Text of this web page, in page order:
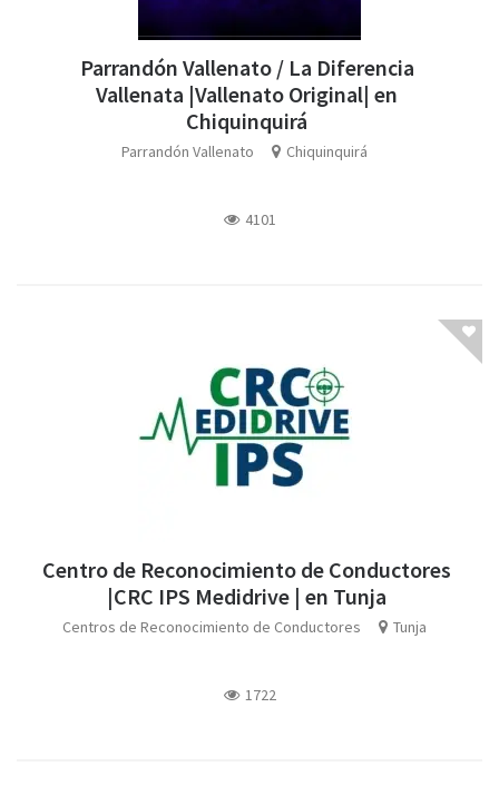
Parrandón Vallenato / La Diferencia
Vallenata |Vallenato Original| en
Chiquinquirá
Parrandón Vallenato Chiquinquirá
4101
Centro de Reconocimiento de Conductores
|CRC IPS Medidrive | en Tunja
Centros de Reconocimiento de Conductores Tunja
1722